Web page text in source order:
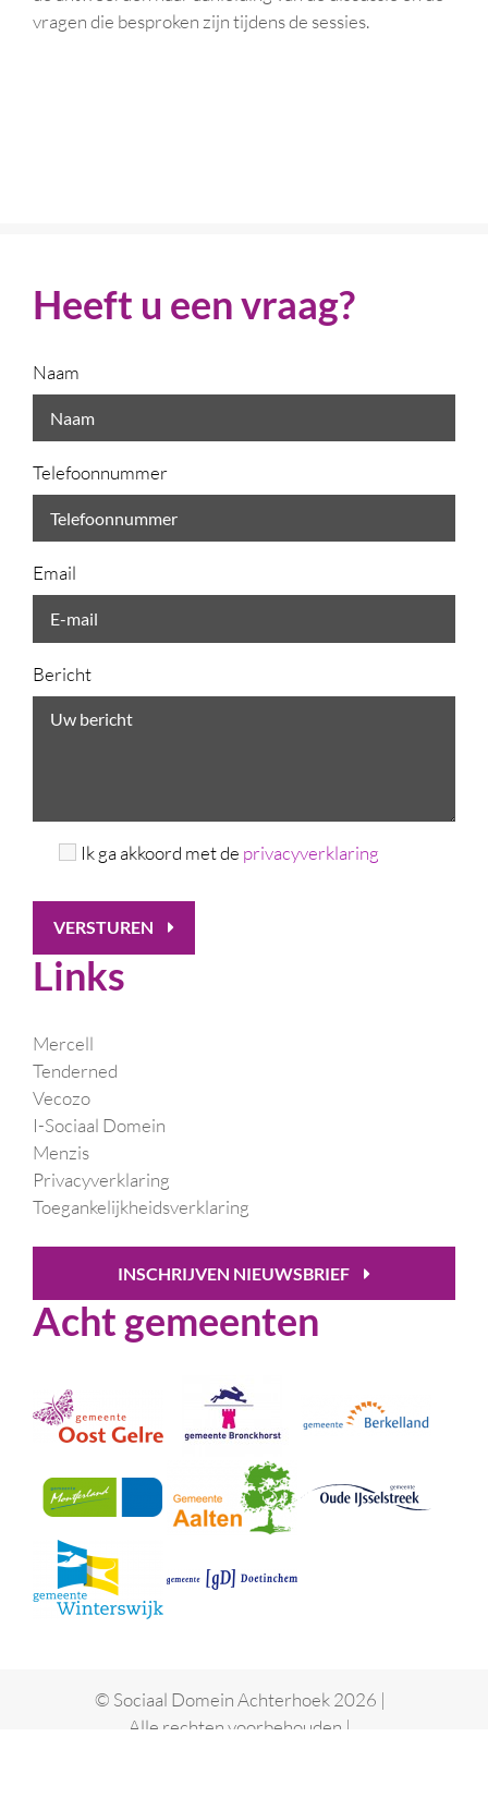
vragen die besproken zijn tijdens de sessies.
Heeft u een vraag?
Naam
Telefoonnummer
Email
Bericht
Ik ga akkoord met de privacyverklaring
VERSTUREN
Links
Mercell
Tenderned
Vecozo
I-Sociaal Domein
Menzis
Privacyverklaring
Toegankelijkheidsverklaring
INSCHRIJVEN NIEUWSBRIEF
Acht gemeenten
© Sociaal Domein Achterhoek 2026 |
Alle rechten voorbehouden |